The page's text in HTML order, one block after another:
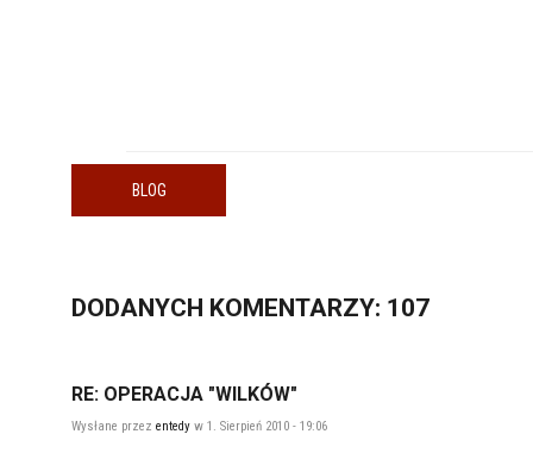
BLOG
DODANYCH KOMENTARZY: 107
RE: OPERACJA "WILKÓW"
Wysłane przez entedy w 1. Sierpień 2010 - 19:06